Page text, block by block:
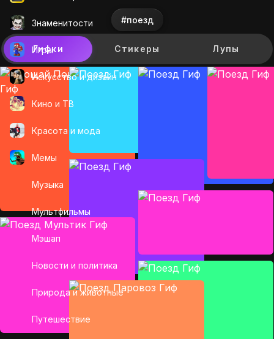
Знаменитости
Игры
Искусcтво и дизайн
Кино и ТВ
Красота и мода
Мемы
Музыка
Мультфильмы
Мэшап
Новости и политика
Природа и животные
Путешествие
#поезд
Гифки Стикеры Лупы